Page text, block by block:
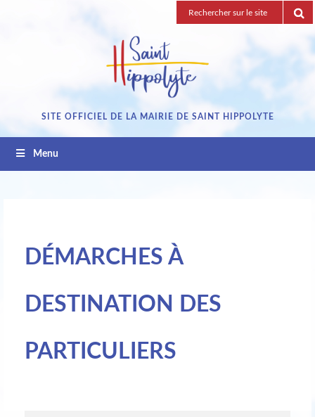
Recherche
pour
SITE OFFICIEL DE LA MAIRIE DE SAINT HIPPOLYTE
Menu
DÉMARCHES À
DESTINATION DES
PARTICULIERS